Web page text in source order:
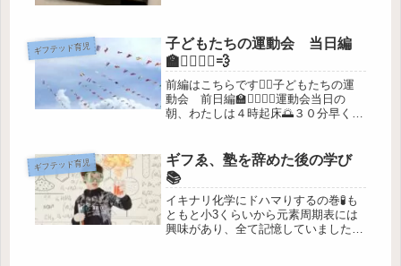
保険を探す＝思いついたのはMENSA
でした。調べたところによる...
ギフテッド育児
子どもたちの運動会 当日編
🏫🏃‍♀️🏃‍♀️💨
前編はこちらです💁‍♀️子どもたちの運
動会 前日編🏫🏃‍♀️🏃‍♀️運動会当日の
朝、わたしは４時起床🌅３０分早く起
トを敷きワイワイ食べていましたが、
近頃は普段通り教室で食...
ギフテッド育児
ギフゑ、塾を辞めた後の学び
📚
イキナリ化学にドハマりするの巻🧪も
ともと小3くらいから元素周期表には
興味があり、全て記憶していました。